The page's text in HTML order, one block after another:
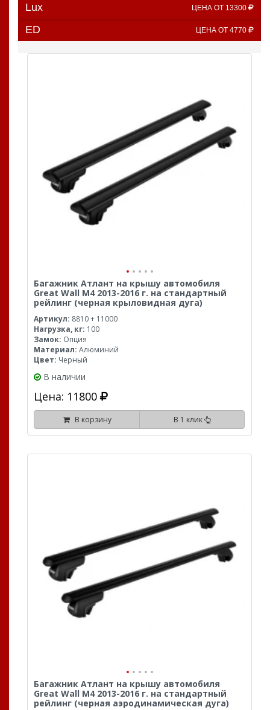
Lux ЦЕНА ОТ 13300
ED ЦЕНА ОТ 4770
Багажник Атлант на крышу автомобиля
Great Wall M4 2013-2016 г. на стандартный
рейлинг (черная крыловидная дуга)
Артикул: 8810 + 11000
Нагрузка, кг: 100
Замок: Опция
Материал: Алюминий
Цвет: Черный
В наличии
Цена: 11800
В корзину В 1 клик
Багажник Атлант на крышу автомобиля
Great Wall M4 2013-2016 г. на стандартный
рейлинг (черная аэродинамическая дуга)